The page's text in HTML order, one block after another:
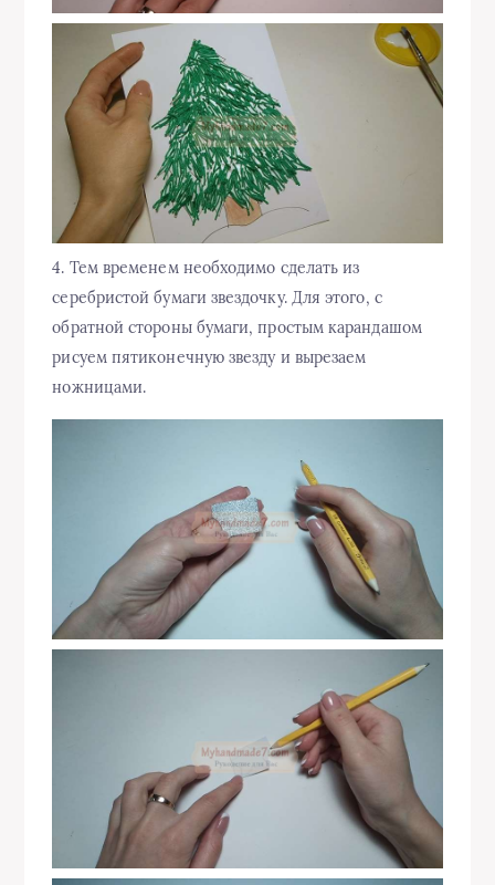
4. Тем временем необходимо сделать из
серебристой бумаги звездочку. Для этого, с
обратной стороны бумаги, простым карандашом
рисуем пятиконечную звезду и вырезаем
ножницами.